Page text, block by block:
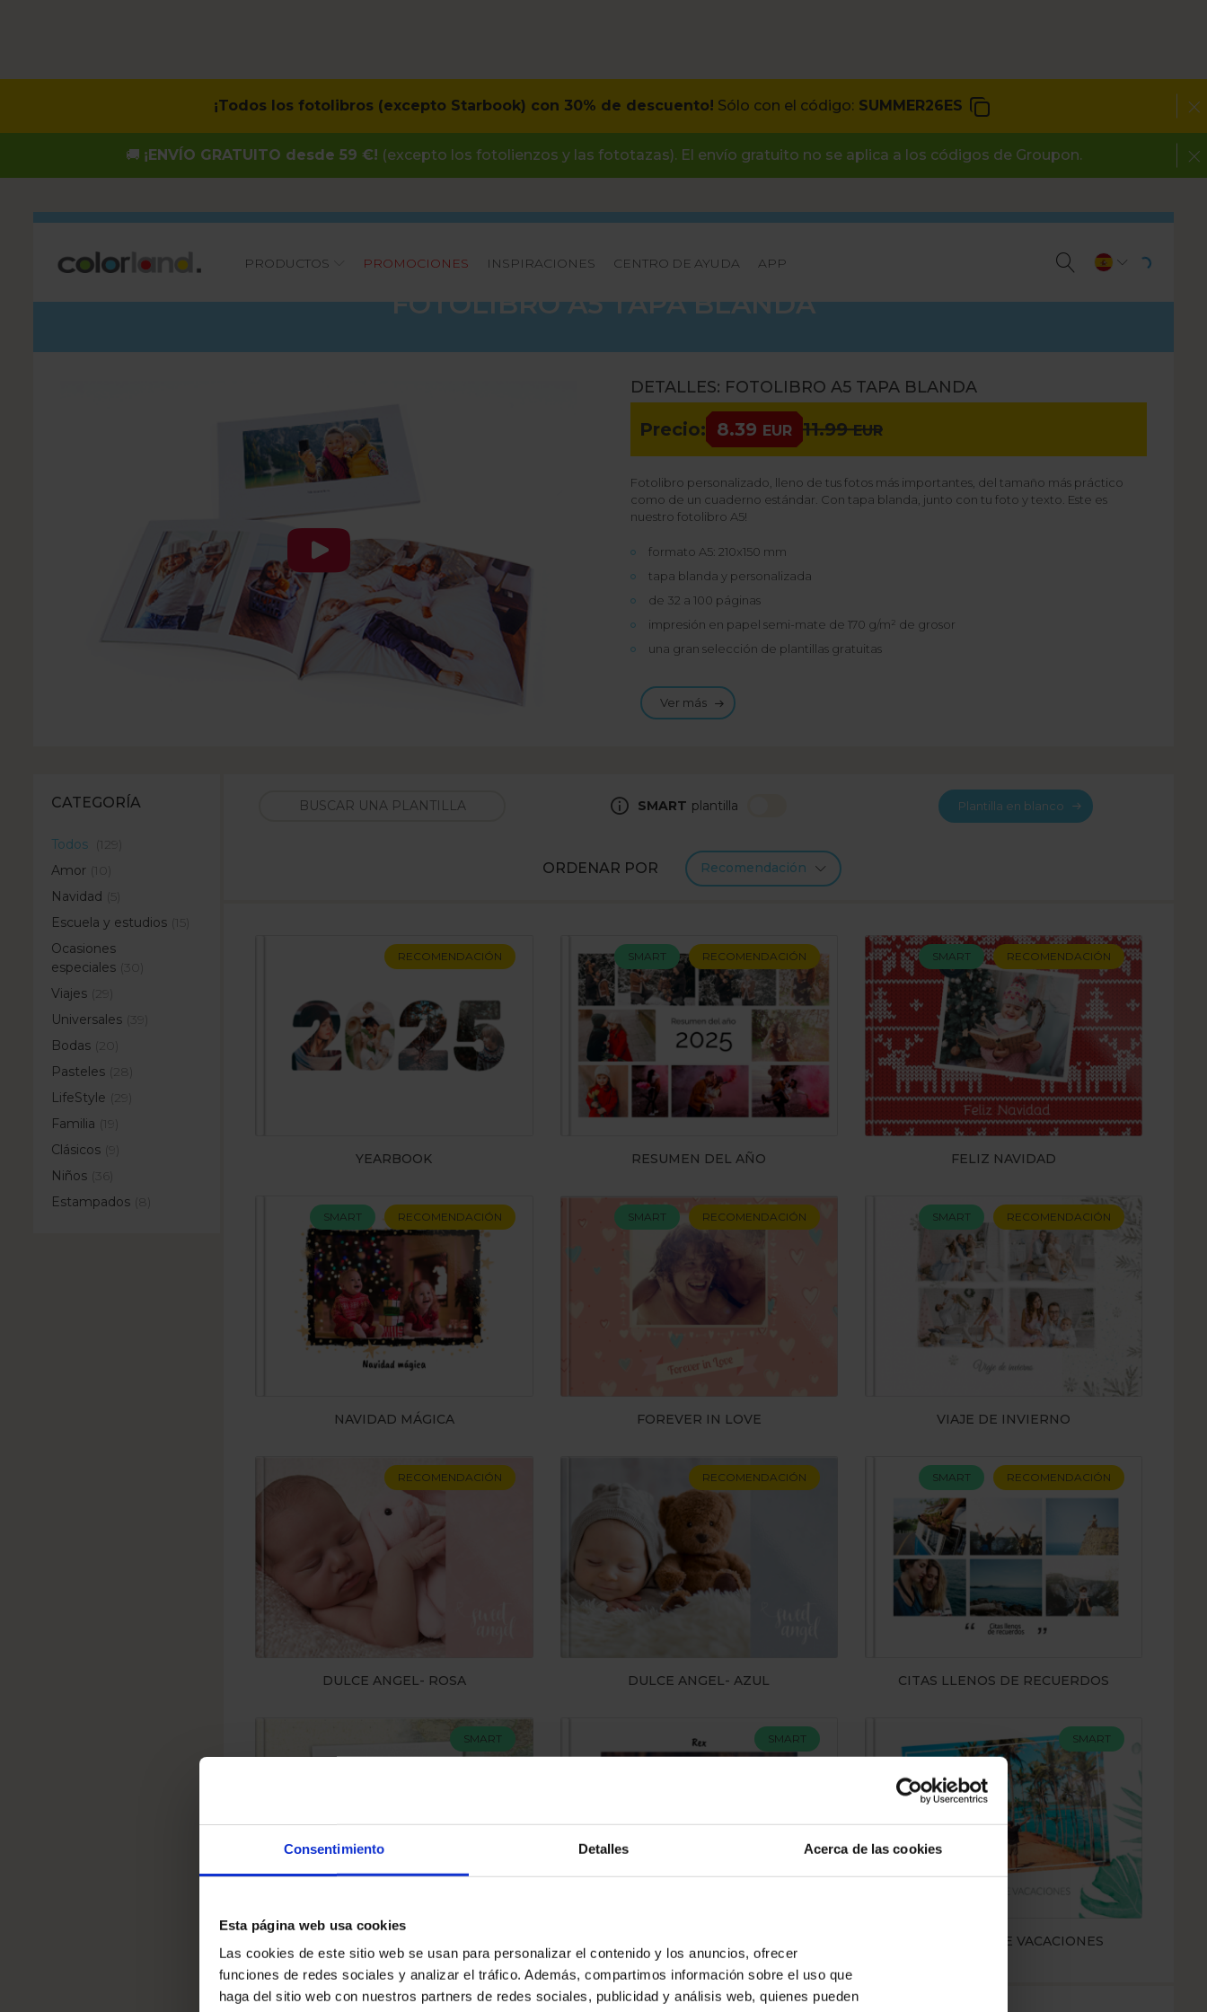
Consentimiento Detalles Acerca de las cookies
Esta página web usa cookies
Las cookies de este sitio web se usan para personalizar el contenido y los anuncios, ofrecer
funciones de redes sociales y analizar el tráfico. Además, compartimos información sobre el uso que
haga del sitio web con nuestros partners de redes sociales, publicidad y análisis web, quienes pueden
¡Todos los fotolibros (excepto Starbook) con 30% de descuento! Sólo con el código: SUMMER26ES
🚚 ¡ENVÍO GRATUITO desde 59 €! (excepto los fotolienzos y las fototazas). El envío gratuito no se aplica a los códigos de Groupon.
Main
PRODUCTOS PROMOCIONES INSPIRACIONES CENTRO DE AYUDA APP
FOTOLIBRO A5 TAPA BLANDA
DETALLES: FOTOLIBRO A5 TAPA BLANDA
Precio: 8.39 EUR 11.99EUR
Fotolibro personalizado, lleno de tus fotos más importantes, del tamaño más práctico
como de un cuaderno estándar. Con tapa blanda, junto con tu foto y texto. Este es
nuestro fotolibro A5!
formato A5: 210x150 mm
tapa blanda y personalizada
de 32 a 100 páginas
impresión en papel semi-mate de 170 g/m² de grosor
una gran selección de plantillas gratuitas
Ver más
CATEGORÍA
Todos
(129)
Amor
(10)
Navidad
(5)
Escuela y estudios
(15)
Ocasiones
especiales
(30)
Viajes (29)
Universales
(39)
Bodas (20)
Pasteles (28)
LifeStyle
(29)
Familia
(19)
Clásicos
Niños
(36)
Estampados
(8)
ORDENAR POR Recomendación
SMART plantilla Plantilla en blanco
YEARBOOK
RECOMENDACIÓN
RESUMEN DEL AÑO
SMART RECOMENDACIÓN
FELIZ NAVIDAD
SMART RECOMENDACIÓN
NAVIDAD MÁGICA
SMART RECOMENDACIÓN
FOREVER IN LOVE
SMART RECOMENDACIÓN
VIAJE DE INVIERNO
SMART RECOMENDACIÓN
DULCE ANGEL- ROSA
RECOMENDACIÓN
DULCE ANGEL- AZUL
RECOMENDACIÓN
CITAS LLENOS DE RECUERDOS
SMART RECOMENDACIÓN
SMART SMART
MONSTERAS DE VACACIONES
SMART